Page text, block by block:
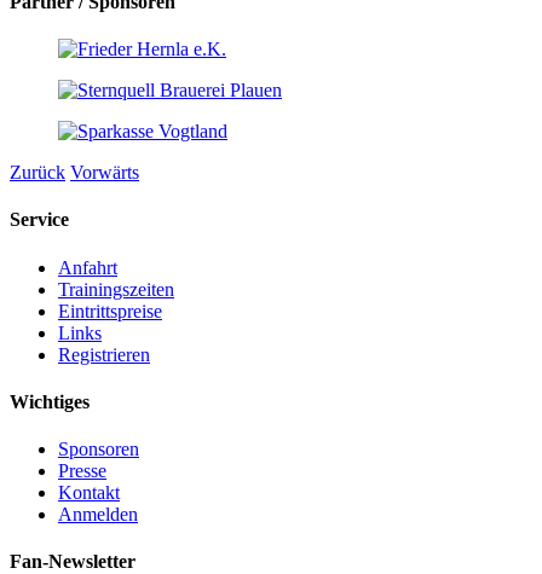
Zurück Vorwärts
Service
Anfahrt
Trainingszeiten
Eintrittspreise
Links
Registrieren
Wichtiges
Sponsoren
Presse
Kontakt
Anmelden
Fan-Newsletter